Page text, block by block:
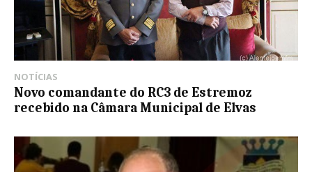
NOTÍCIAS
Novo comandante do RC3 de Estremoz
recebido na Câmara Municipal de Elvas